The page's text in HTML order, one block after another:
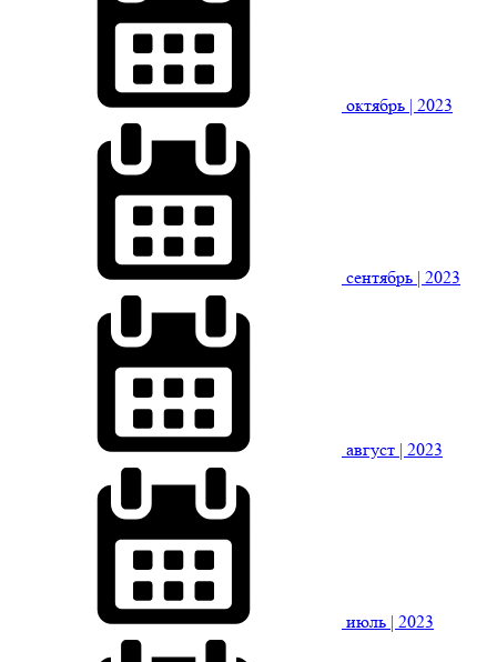
октябрь | 2023
сентябрь | 2023
август | 2023
июль | 2023